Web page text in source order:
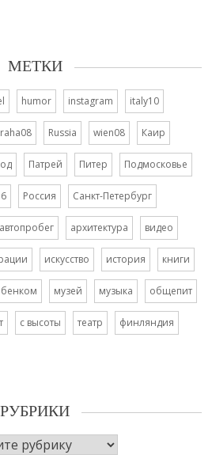
МЕТКИ
humor instagram italy10
Russia wien08 Каир
Патрей Питер Подмосковье
Россия Санкт-Петербург
автопробег архитектура видео
искусство история книги
музей музыка общепит
с высоты театр финляндия
РУБРИКИ